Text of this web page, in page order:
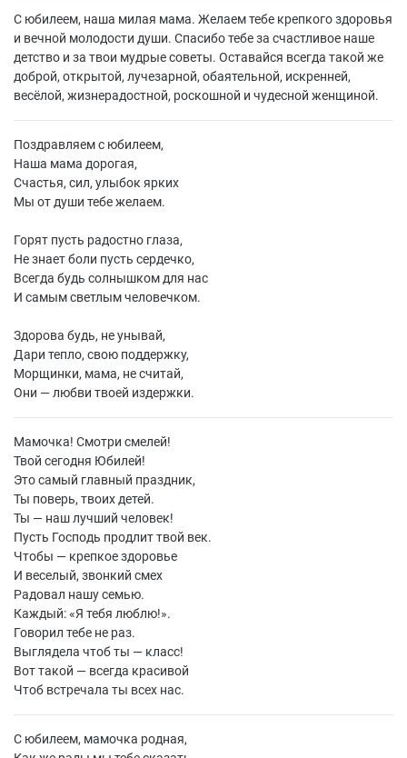
С юбилеем, наша милая мама. Желаем тебе крепкого здоровья
и вечной молодости души. Спасибо тебе за счастливое наше
детство и за твои мудрые советы. Оставайся всегда такой же
доброй, открытой, лучезарной, обаятельной, искренней,
весёлой, жизнерадостной, роскошной и чудесной женщиной.
Поздравляем с юбилеем,
Наша мама дорогая,
Счастья, сил, улыбок ярких
Мы от души тебе желаем.
Горят пусть радостно глаза,
Не знает боли пусть сердечко,
Всегда будь солнышком для нас
И самым светлым человечком.
Здорова будь, не унывай,
Дари тепло, свою поддержку,
Морщинки, мама, не считай,
Они — любви твоей издержки.
Мамочка! Смотри смелей!
Твой сегодня Юбилей!
Это самый главный праздник,
Ты поверь, твоих детей.
Ты — наш лучший человек!
Пусть Господь продлит твой век.
Чтобы — крепкое здоровье
И веселый, звонкий смех
Радовал нашу семью.
Каждый: «Я тебя люблю!».
Говорил тебе не раз.
Выглядела чтоб ты — класс!
Вот такой — всегда красивой
Чтоб встречала ты всех нас.
С юбилеем, мамочка родная,